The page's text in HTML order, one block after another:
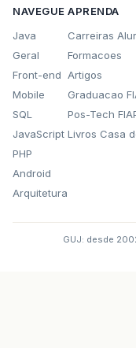
NAVEGUE
Java
Geral
Front-end
Mobile
SQL
JavaScript
PHP
Android
Arquitetura
APRENDA
Carreiras
Formacoes
Artigos
Graduacao
Pos-Tech
Livros Casa
GUJ: desde